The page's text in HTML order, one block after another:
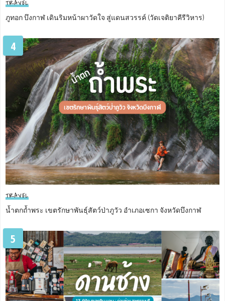
TRAVEL
ภูทอก บึงกาฬ เดินริมหน้าผาวัดใจ สู่แดนสวรรค์ (วัดเจติยาคีรีวิหาร)
4
TRAVEL
น้ำตกถ้ำพระ เขตรักษาพันธุ์สัตว์ป่าภูวัว อำเภอเซกา จังหวัดบึงกาฬ
5